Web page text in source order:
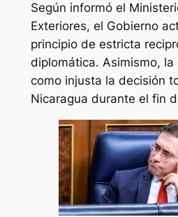
Según informó el
Exteriores, el Gobierno
principio de estricta
diplomática. Asimismo,
como injusta la decisión
Nicaragua durante el fin